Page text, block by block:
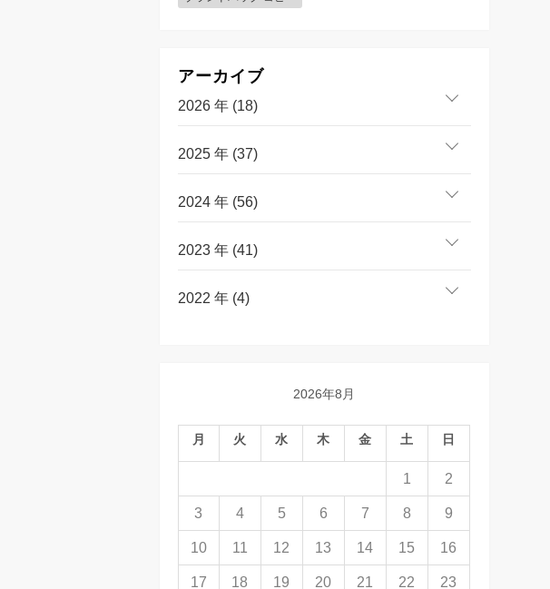
アーカイブ
2026 年 (18)
2025 年 (37)
2024 年 (56)
2023 年 (41)
2022 年 (4)
2026年8月
月 火 水 木 金 土 日
1 2
3 4 5 6 7 8 9
10 11 12 13 14 15 16
17 18 19 20 21 22 23